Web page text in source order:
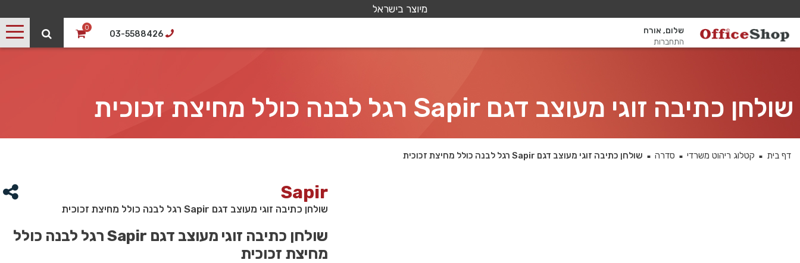
מיוצר בישראל
שלום, אורח
התחברות
03-5588426
0
שולחן כתיבה זוגי מעוצב דגם Sapir רגל לבנה כולל מחיצת זכוכית
דף בית ■ קטלוג ריהוט משרדי ■ סדרה ■ שולחן כתיבה זוגי מעוצב דגם Sapir רגל לבנה כולל מחיצת זכוכית
Sapir
שולחן כתיבה זוגי מעוצב דגם Sapir רגל לבנה כולל מחיצת זכוכית
שולחן כתיבה זוגי מעוצב דגם Sapir רגל לבנה כולל
מחיצת זכוכית